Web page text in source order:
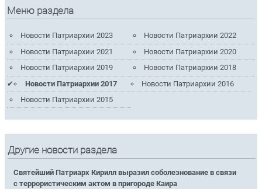
Меню раздела
Новости Патриархии 2023
Новости Патриархии 2022
Новости Патриархии 2021
Новости Патриархии 2020
Новости Патриархии 2019
Новости Патриархии 2018
Новости Патриархии 2017
Новости Патриархии 2016
Новости Патриархии 2015
Другие новости раздела
Святейший Патриарх Кирилл выразил соболезнование в связи
с террористическим актом в пригороде Каира